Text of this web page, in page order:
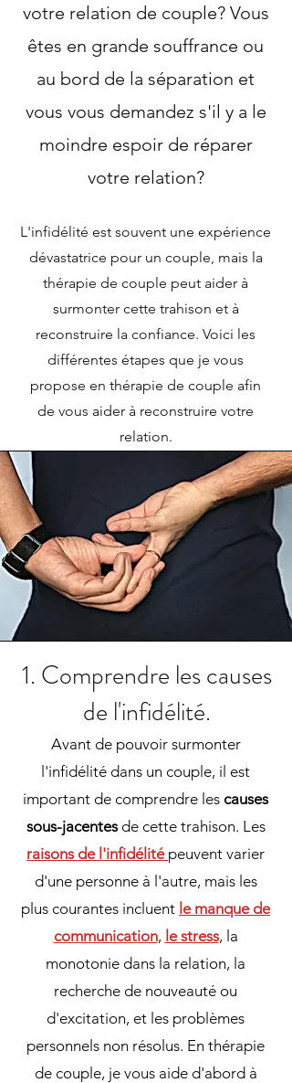
votre relation de couple? Vous
êtes en grande souffrance ou
au bord de la séparation et
vous vous demandez s'il y a le
moindre espoir de réparer
votre relation?
L'infidélité est souvent une expérience
dévastatrice pour un couple, mais la
thérapie de couple peut aider à
surmonter cette trahison et à
reconstruire la confiance. Voici les
différentes étapes que je vous
propose en thérapie de couple afin
de vous aider à reconstruire votre
relation.
1. Comprendre les causes
de l'infidélité.
Avant de pouvoir surmonter
l'infidélité dans un couple, il est
important de comprendre les causes
sous-jacentesde cette trahison. Les
raisons de l'infidélité peuvent varier
d'une personne à l'autre, mais les
plus courantes incluent le manque de
communication, le stress, la
monotonie dans la relation, la
recherche de nouveauté ou
d'excitation, et les problèmes
personnels non résolus. En thérapie
de couple, je vous aide d'abord à